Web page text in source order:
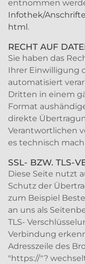
entnommen
Infothek/
html.
RECHT AUF
Sie haben das
Ihrer Einwilligung
automatisiert
Dritten in einem
Format
direkte
Verantwortlichen
es technisch
SSL- BZW. TLS-
Diese Seite nutzt
Schutz der
zum Beispiel
an uns als
TLS-
Verbindung
Adresszeile des
"https://"?